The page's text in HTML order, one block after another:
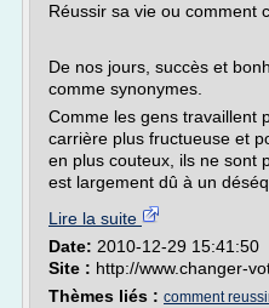
Réussir sa vie ou comment
De nos jours, succès et
comme synonymes.
Comme les gens travaillent
carrière plus fructueuse et
en plus couteux, ils ne sont
est largement dû à un
Lire la suite
Date: 2010-12-29 15:41:50
Site : http://www.changer-
Thèmes liés : comment